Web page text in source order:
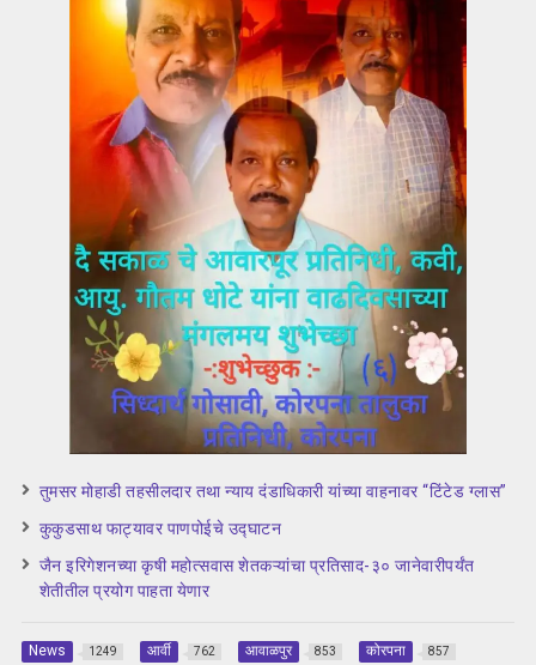
तुमसर मोहाडी तहसीलदार तथा न्याय दंडाधिकारी यांच्या वाहनावर “टिंटेड ग्लास”
कुकुडसाथ फाट्यावर पाणपोईचे उद्घाटन
जैन इरिगेशनच्या कृषी महोत्सवास शेतकऱ्यांचा प्रतिसाद-३० जानेवारीपर्यंत
शेतीतील प्रयोग पाहता येणार
News 1249 आर्वी 762 आवाळपुर 853 कोरपना 857